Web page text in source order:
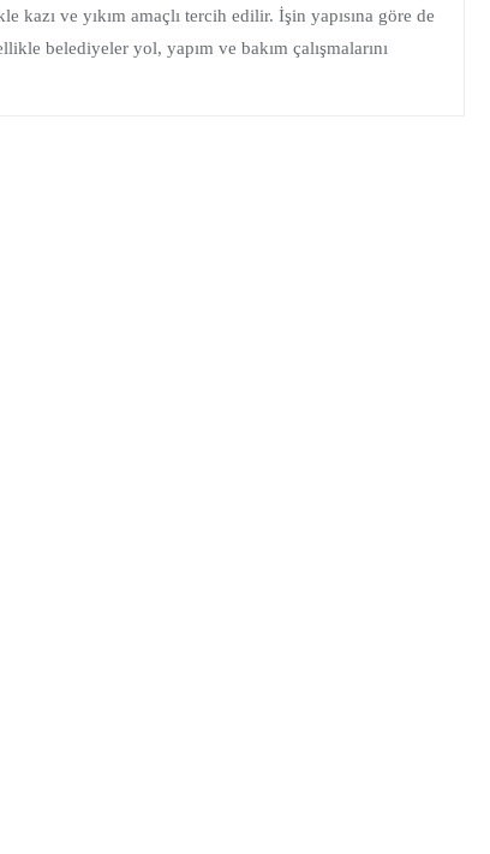
kazı ve yıkım amaçlı tercih edilir. İşin yapısına göre de
belediyeler yol, yapım ve bakım çalışmalarını